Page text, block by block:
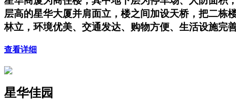
层高的星华大厦并肩面立，楼之间加设天桥，把二栋
林立，环境优美、交通发达、购物方便、生活设施完
查看详细
星华佳园